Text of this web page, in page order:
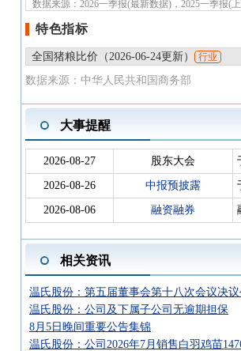
数据来源：2026一季报(最新数据)，2025一季报(
特色指标
全国猪粮比价（2026-06-24更新） 行业
数据来源：中华人民共和国商务部
大事提醒
2026-08-27 股东大会
2026-08-26 中报预披露
2026-08-06 融资融券
相关资讯
温氏股份：第五届董事会第十八次会议决
温氏股份：公司及下属子公司无逾期担保
8月5日晚间重要公告集锦
温氏股份：公司2026年7月销售白羽鸡苗